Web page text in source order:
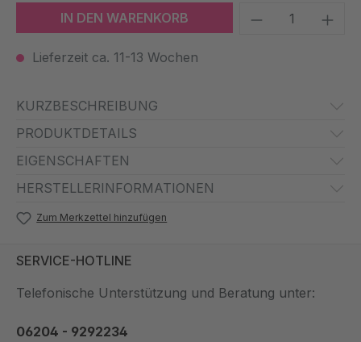
IN DEN WARENKORB Produkt
Lieferzeit ca. 11-13 Wochen
KURZBESCHREIBUNG
PRODUKTDETAILS
EIGENSCHAFTEN
HERSTELLERINFORMATIONEN
Zum Merkzettel hinzufügen
SERVICE-HOTLINE
Telefonische Unterstützung und Beratung unter:
06204 - 9292234